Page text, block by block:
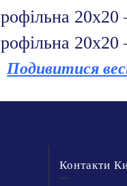
20х20
20х20
Подивитися
Контакти